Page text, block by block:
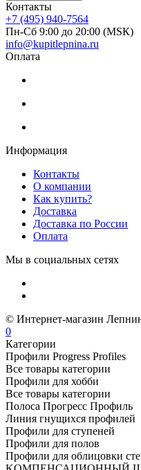
Контакты
+7 (495) 940-7564
Пн-Сб 9:00 до 20:00 (МSК)
info@kupitlepnina.ru
Оплата
Информация
Контакты
О компании
Как купить?
Доставка
Доставка по России
Оплата
Мы в социальных сетях
© Интернет-магазин
0
Категории
Профили Progress Profiles
Все товары категории
Профили для хобби
Все товары категории
Полоса Прогресс Профиль
Линия гнущихся профилей
Профили для ступеней
Профили для полов
Профили для облицовки